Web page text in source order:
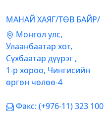
МАНАЙ ХАЯГ/ТӨВ БАЙР/
Mонгол улс,
Улаанбаатар хот,
Сүхбаатар дүүрэг ,
1-р хороо, Чингисийн
өргөн чөлөө-4
Факс: (+976-11) 323 100